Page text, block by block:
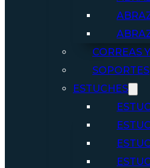
CORREAS
SOPORTES
ESTUCHES